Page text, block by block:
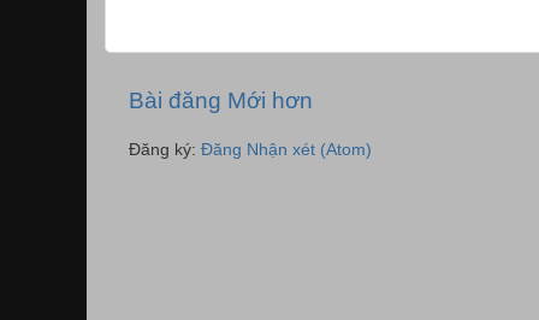
Bài đăng Mới hơn
Đăng ký: Đăng Nhận xét (Atom)